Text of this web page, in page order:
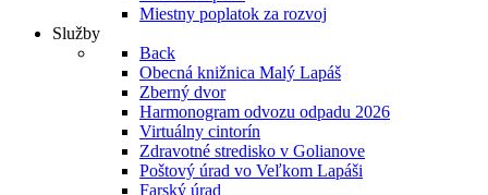
Miestny poplatok za rozvoj
Služby
Back
Obecná knižnica Malý Lapáš
Zberný dvor
Harmonogram odvozu odpadu 2026
Virtuálny cintorín
Zdravotné stredisko v Golianove
Poštový úrad vo Veľkom Lapáši
Farský úrad